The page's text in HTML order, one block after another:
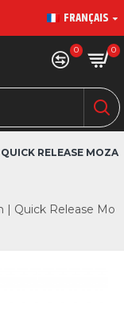
FRANÇAIS
0 0
| Quick Release Mo
RELEASE MOZA